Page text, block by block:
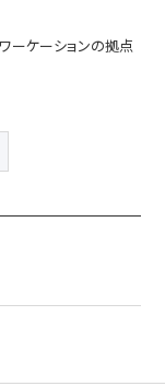
ーケーションの拠点